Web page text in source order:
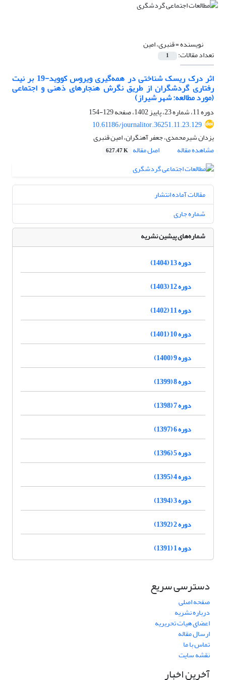
نویسنده =قنبری، امین
تعداد مقالات: 1
اثر درک ریسک شناختی در همه‌گیری ویروس کووید-19 بر نیت
رفتاری گردشگران از طریق نگرش هنجارهای ذهنی و اجتماعی
(مورد مطالعه: شهر شیراز)
دوره 11، شماره 23، پاییز 1402، صفحه
129-154
10.61186/journalitor.36251.11.23.129
یزدان شیرمحمدی، جعفر آهنگران، امین قنبری
مشاهده مقاله
اصل مقاله 627.47 K
مقالات آماده انتشار
شماره جاری
شماره‌های پیشین نشریه
دوره 13 (1404)
دوره 12 (1403)
دوره 11 (1402)
دوره 10 (1401)
دوره 9 (1400)
دوره 8 (1399)
دوره 7 (1398)
دوره 6 (1397)
دوره 5 (1396)
دوره 4 (1395)
دوره 3 (1394)
دوره 2 (1392)
دوره 1 (1391)
دسترسی سریع
صفحه اصلی
درباره نشریه
اعضای هیات تحریریه
ارسال مقاله
تماس با ما
نقشه سایت
آخرین اخبار